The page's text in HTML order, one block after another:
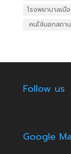
โรงพยาบาลเมื
คนไข้นอกสถา
Follow us
Google